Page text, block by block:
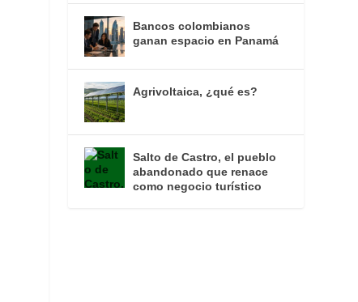
Bancos colombianos
ganan espacio en Panamá
Agrivoltaica, ¿qué es?
Salto de Castro, el pueblo
abandonado que renace
como negocio turístico